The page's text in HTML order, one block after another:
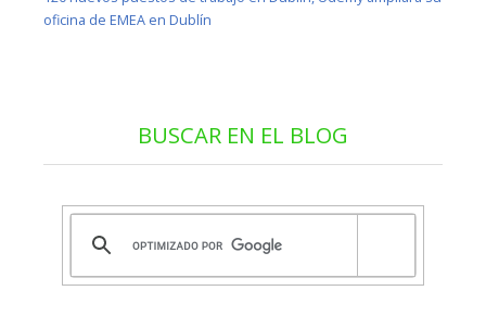
oficina de EMEA en Dublín
BUSCAR EN EL BLOG